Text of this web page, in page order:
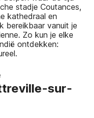
stadje Coutances,
kathedraal en
bereikbaar vanuit je
Zo kun je elke
ontdekken:
sur-